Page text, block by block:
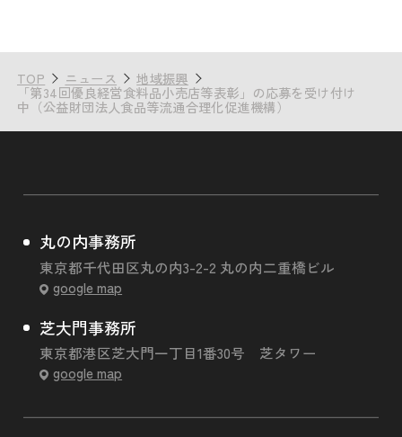
TOP ニュース 地域振興
「第34回優良経営食料品小売店等表彰」の応募を受け付け
中（公益財団法人食品等流通合理化促進機構）
丸の内事務所
東京都千代田区丸の内3-2-2 丸の内二重橋ビル
google map
芝大門事務所
東京都港区芝大門一丁目1番30号 芝タワー
google map